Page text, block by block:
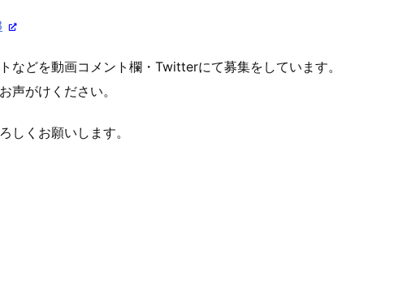
などを動画コメント欄・Twitterにて募集をしています。
声がけください。
しくお願いします。